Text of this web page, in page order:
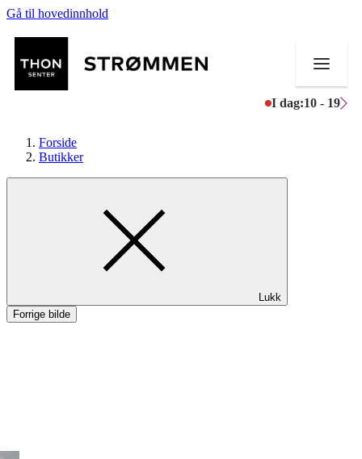
Gå til hovedinnhold
I dag:10 - 19
Mat og drikke
Aktiviteter
Forside
Butikker
Lukk
Forrige bilde